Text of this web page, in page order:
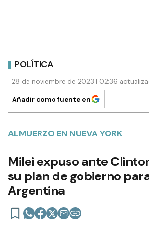
POLÍTICA
28 de noviembre de 2023 | 02:36
Añadir como fuente en
ALMUERZO EN NUEVA YORK
Milei expuso ante
su plan de gobierno
Argentina